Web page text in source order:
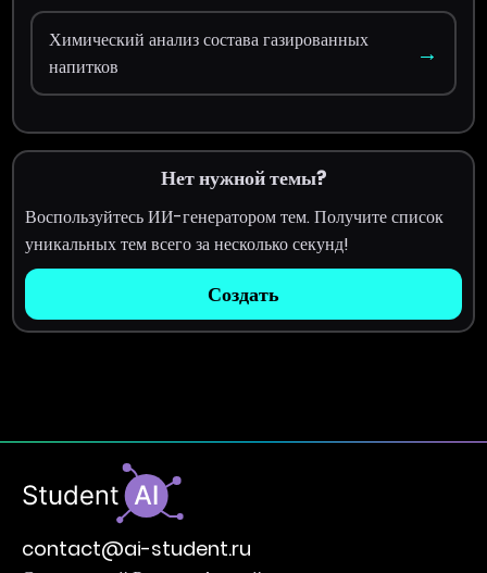
Химический анализ состава газированных
напитков
→
Нет нужной темы?
Воспользуйтесь ИИ-генератором тем. Получите список
уникальных тем всего за несколько секунд!
Создать
contact@ai-student.ru